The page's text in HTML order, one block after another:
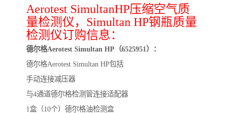
Aerotest SimultanHP压缩空气质
量检测仪，Simultan HP钢瓶质量
检测仪订购信息：
德尔格Aerotest Simultan HP（6525951）：
德尔格Aerotest Simultan HP包括
手动连接减压器
与4通道德尔格检测管连接适配器
1盒（10个）德尔格油检测盒